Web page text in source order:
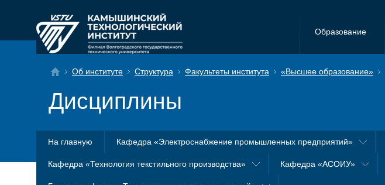
Образование
Об институте Структура Факультеты института «Высшее образование»
Дисциплины
На главную Кафедра «Электроснабжение промышленных предприятий»
Кафедра «Технология текстильного производства» Кафедра «АСОИУ»